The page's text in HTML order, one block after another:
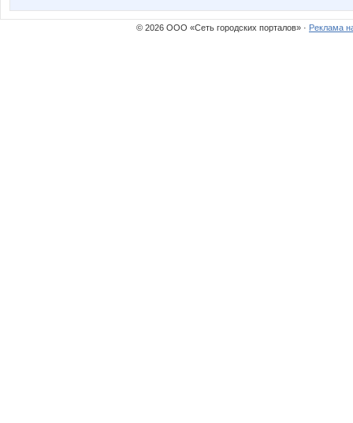
© 2026 ООО «Сеть городских порталов» · Реклама